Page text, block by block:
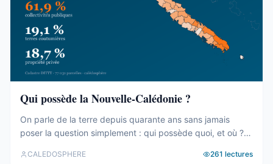
Qui possède la Nouvelle-Calédonie ?
On parle de la terre depuis quarante ans sans jamais
poser la question simplement : qui possède quoi, et où ?
agrégé ses 77 031 parcelles. Le résultat tient en trois
CALEDOSPHERE 261 lectures